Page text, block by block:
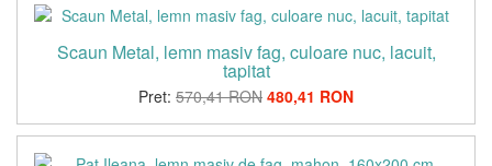
Scaun Metal, lemn masiv fag, culoare nuc, lacuit,
tapitat
Pret: 570,41 RON 480,41 RON